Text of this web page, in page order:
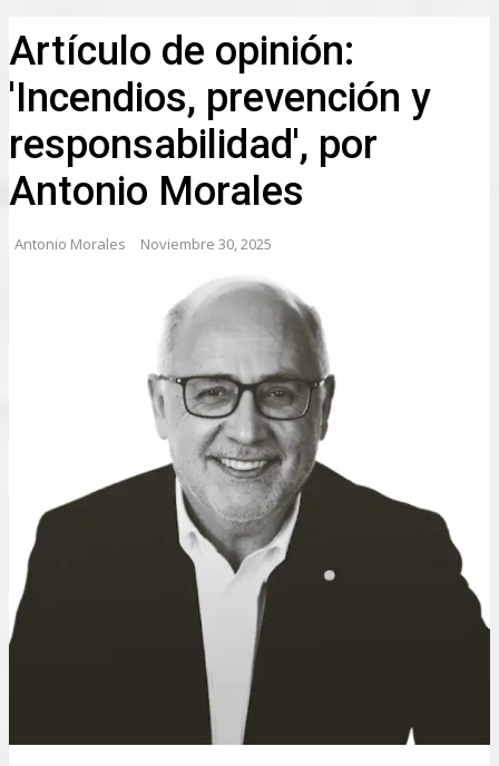
Artículo de opinión:
'Incendios, prevención y
responsabilidad', por
Antonio Morales
Antonio Morales Noviembre 30, 2025